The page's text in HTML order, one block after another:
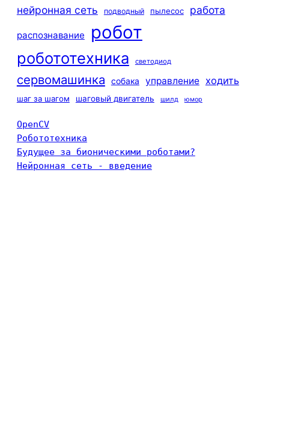
нейронная сеть подводный пылесос работа
распознавание робот
робототехника светодиод
сервомашинка собака управление ходить
шаг за шагом шаговый двигатель шилд юмор
OpenCV
Робототехника
Будущее за бионическими роботами?
Нейронная сеть - введение